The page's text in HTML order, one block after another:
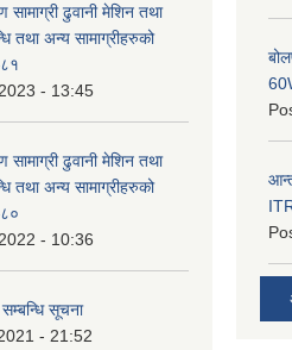
सामाग्री ढुवानी मेशिन तथा
तथा अन्य सामाग्रीहरुको
- 13:45
सामाग्री ढुवानी मेशिन तथा
तथा अन्य सामाग्रीहरुको
- 10:36
सूचना
- 21:52